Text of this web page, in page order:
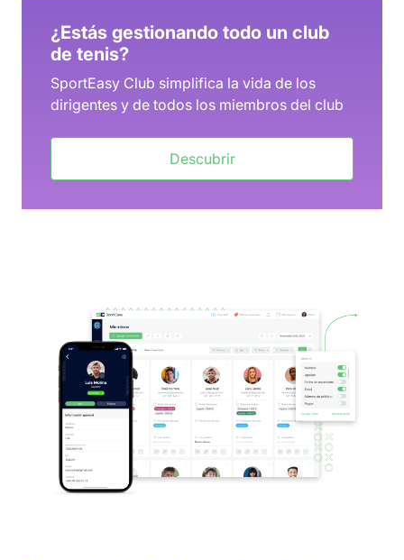
¿Estás gestionando todo un club
de tenis?
SportEasy Club simplifica la vida de los
dirigentes y de todos los miembros del club
Descubrir